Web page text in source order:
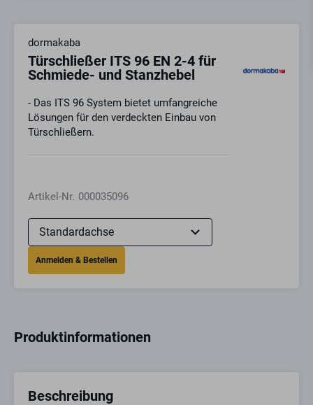
dormakaba
Türschließer ITS 96 EN 2-4 für
Schmiede- und Stanzhebel
- Das ITS 96 System bietet umfangreiche
Lösungen für den verdeckten Einbau von
Türschließern.
Artikel-Nr. 000035096
Produktinformationen
Beschreibung